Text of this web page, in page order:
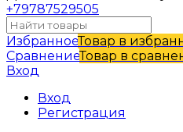
+79787529505
ИзбранноеТовар в
СравнениеТовар в
Вход
Вход
Регистрация